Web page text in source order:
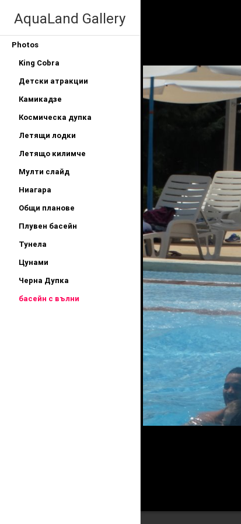
AquaLand Gallery
Photos
King Cobra
Детски атракции
Камикадзе
Космическа дупка
Летящи лодки
Летящо килимче
Мулти слайд
Ниагара
Общи планове
Плувен басейн
Тунела
Цунами
Черна Дупка
басейн с вълни